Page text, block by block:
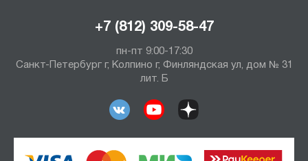
+7 (812) 309-58-47
пн-пт 9:00-17:30
Санкт-Петербург г, Колпино г, Финляндская ул, дом № 31
лит. Б